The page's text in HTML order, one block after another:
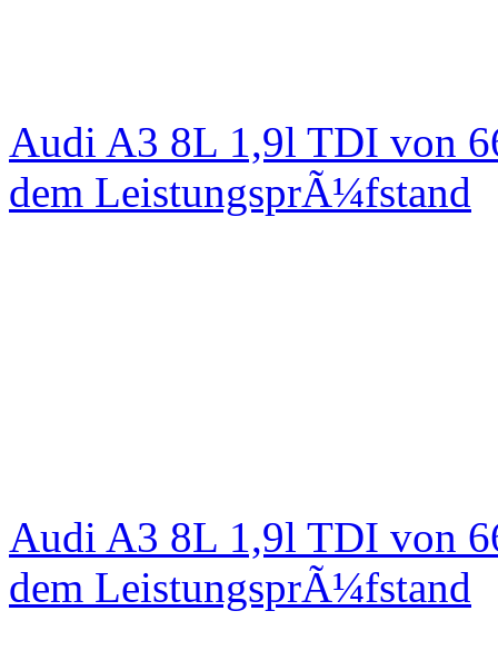
Audi A3 8L 1,9l TDI von
dem LeistungsprÃ¼fstand
Audi A3 8L 1,9l TDI von
dem LeistungsprÃ¼fstand